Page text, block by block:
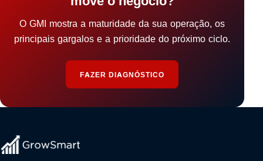
O GMI mostra a maturidade da sua operação, os
principais gargalos e a prioridade do próximo ciclo.
FAZER DIAGNÓSTICO